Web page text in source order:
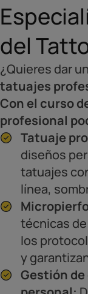
del
¿Quieres dar
tatuajes
Con el curso
profesional
Tatuaje
diseños
tatuajes
línea,
técnicas
los
y
Gestión